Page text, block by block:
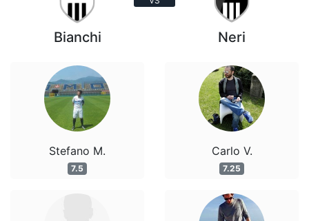
Bianchi
Stefano M.
7.5
Neri
Carlo V.
7.25